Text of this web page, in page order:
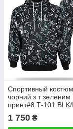
Спортивный
чорний з т зеленим
принт#8 Т-101
1 750 ₴